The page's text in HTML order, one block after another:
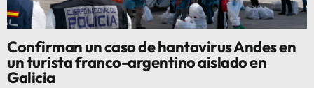
Confirman un caso de hantavirus Andes en
un turista franco-argentino aislado en
Galicia